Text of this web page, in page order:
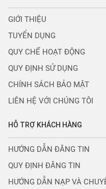
GIỚI THIỆU
TUYỂN DỤNG
QUY CHẾ HOẠT ĐỘNG
QUY ĐỊNH SỬ DỤNG
CHÍNH SÁCH BẢO MẬT
LIÊN HỆ VỚI CHÚNG TÔI
HỖ TRỢ KHÁCH HÀNG
HƯỚNG DẪN ĐĂNG TIN
QUY ĐỊNH ĐĂNG TIN
HƯỚNG DẪN NẠP VÀ